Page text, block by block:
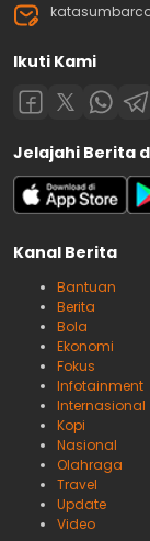
Ikuti Kami
Jelajahi Berita
Kanal Berita
Bantuan
Berita
Bola
Ekonomi
Fokus
Infotainment
Internasional
Kopi
Nasional
Olahraga
Travel
Update
Video